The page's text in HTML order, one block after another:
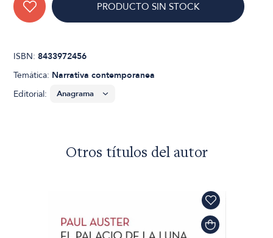
PRODUCTO SIN STOCK
ISBN:8433972456
Temática: Narrativa contemporanea
Editorial:
Otros títulos del autor